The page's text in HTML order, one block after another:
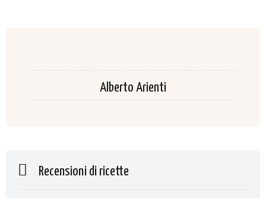
Alberto Arienti
Recensioni di ricette